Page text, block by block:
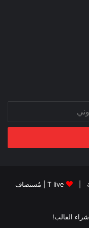
T live | مُستضاف
شراء القالب!